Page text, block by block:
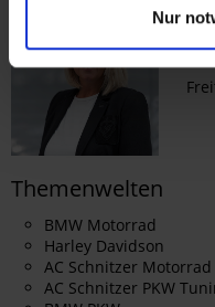
Nur
Themenwelten
BMW Motorrad
Harley Davidson
AC Schnitzer
AC Schnitzer PKW